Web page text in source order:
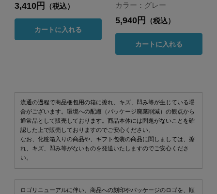
3,410円 （税込）
カートに入れる
カラー：グレー
5,940円 （税込）
カートに入れる
流通の過程で商品梱包用の箱に擦れ、キズ、凹み等が生じている場
合がございます。環境への配慮（パッケージ廃棄削減）の観点から
通常品として販売しております。商品本体には問題がないことを確
認した上で販売しておりますのでご安心ください。
なお、化粧箱入りの商品や、ギフト包装の商品に関しましては、擦
れ、キズ、凹み等がないものを発送いたしますのでご安心くださ
い。
ロゴリニューアルに伴い、商品への刻印やパッケージのロゴを、順